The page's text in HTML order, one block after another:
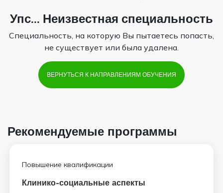
Упс... Неизвестная специальность
Специальность, на которую Вы пытаетесь попасть,
не существует или была удалена.
ВЕРНУТЬСЯ К НАПРАВЛЕНИЯМ ОБУЧЕНИЯ
Рекомендуемые программы
Повышение квалификации
Клинико-социальные аспекты